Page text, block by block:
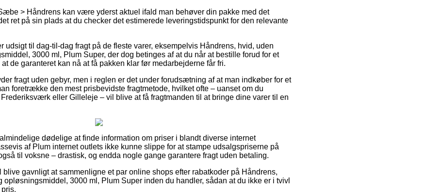
> Håndrens kan være yderst aktuel ifald man behøver din pakke med det
ret på sin plads at du checker det estimerede leveringstidspunkt for den relevante
udsigt til dag-til-dag fragt på de fleste varer, eksempelvis Håndrens, hvid, uden
3000 ml, Plum Super, der dog betinges af at du når at bestille forud for et
de garanteret kan nå at få pakken klar før medarbejderne får fri.
fragt uden gebyr, men i reglen er det under forudsætning af at man indkøber for et
foretrække den mest prisbevidste fragtmetode, hvilket ofte – uanset om du
eller Gilleleje – vil blive at få fragtmanden til at bringe dine varer til en
dødelige at finde information om priser i blandt diverse internet
af Plum internet outlets ikke kunne slippe for at stampe udsalgspriserne på
til voksne – drastisk, og endda nogle gange garantere fragt uden betaling.
gavnligt at sammenligne et par online shops efter rabatkoder på Håndrens,
opløsningsmiddel, 3000 ml, Plum Super inden du handler, sådan at du ikke er i tvivl